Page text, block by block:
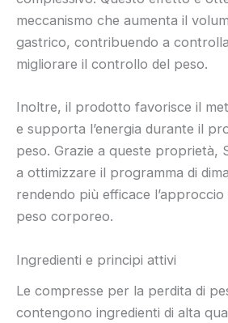
meccanismo che aumenta il
gastrico, contribuendo a
migliorare il controllo del peso.
Inoltre, il prodotto favorisce il
e supporta l’energia durante il
peso. Grazie a queste proprietà,
a ottimizzare il programma di
rendendo più efficace
peso corporeo.
Ingredienti e principi attivi
Le compresse per la perdita di
contengono ingredienti di alta